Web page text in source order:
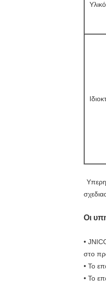
Υλικό
Οι
•
στο
• Το
• Το